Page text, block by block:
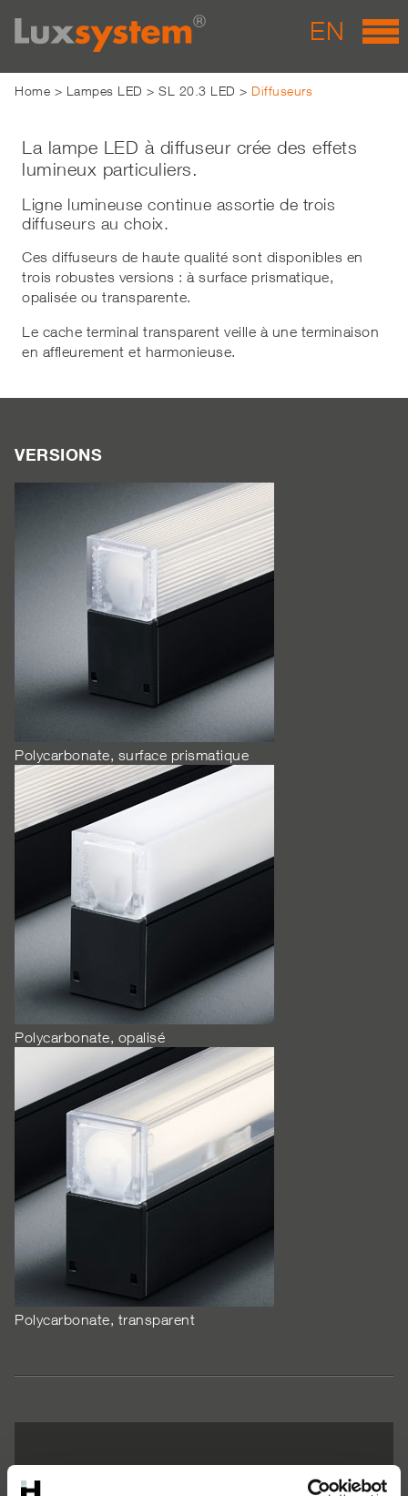
EN
Home > Lampes LED > SL 20.3 LED > Diffuseurs
La lampe LED à diffuseur crée des effets
lumineux particuliers.
Ligne lumineuse continue assortie de trois
diffuseurs au choix.
Ces diffuseurs de haute qualité sont disponibles en
trois robustes versions : à surface prismatique,
opalisée ou transparente.
Le cache terminal transparent veille à une terminaison
en affleurement et harmonieuse.
VERSIONS
Polycarbonate, surface prismatique
Polycarbonate, opalisé
Polycarbonate, transparent